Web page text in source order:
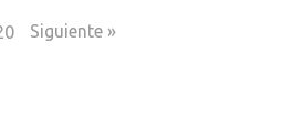
Siguiente »